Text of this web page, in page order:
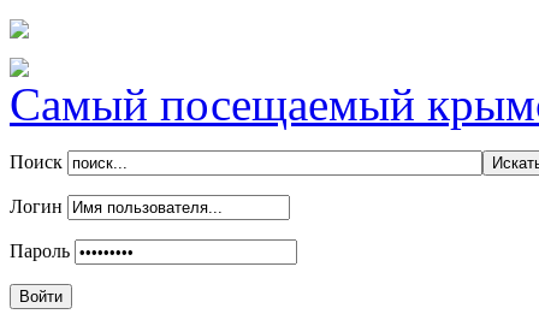
Самый посещаемый
Поиск
Логин
Пароль
Войти